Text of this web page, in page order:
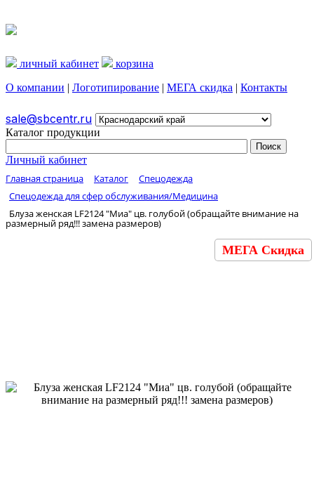
личный кабинет
корзина
О компании | Логотипирование | МЕГА скидка | Контакты
sale@sbcentr.ru
Каталог продукции
Личный кабинет
Главная страница Каталог
Спецодежда
Спецодежда для сфер обслуживания/Медицина
Блуза женская LF2124 "Миа" цв. голубой (обращайте внимание на
размерный ряд!!! замена размеров)
МЕГА Скидка